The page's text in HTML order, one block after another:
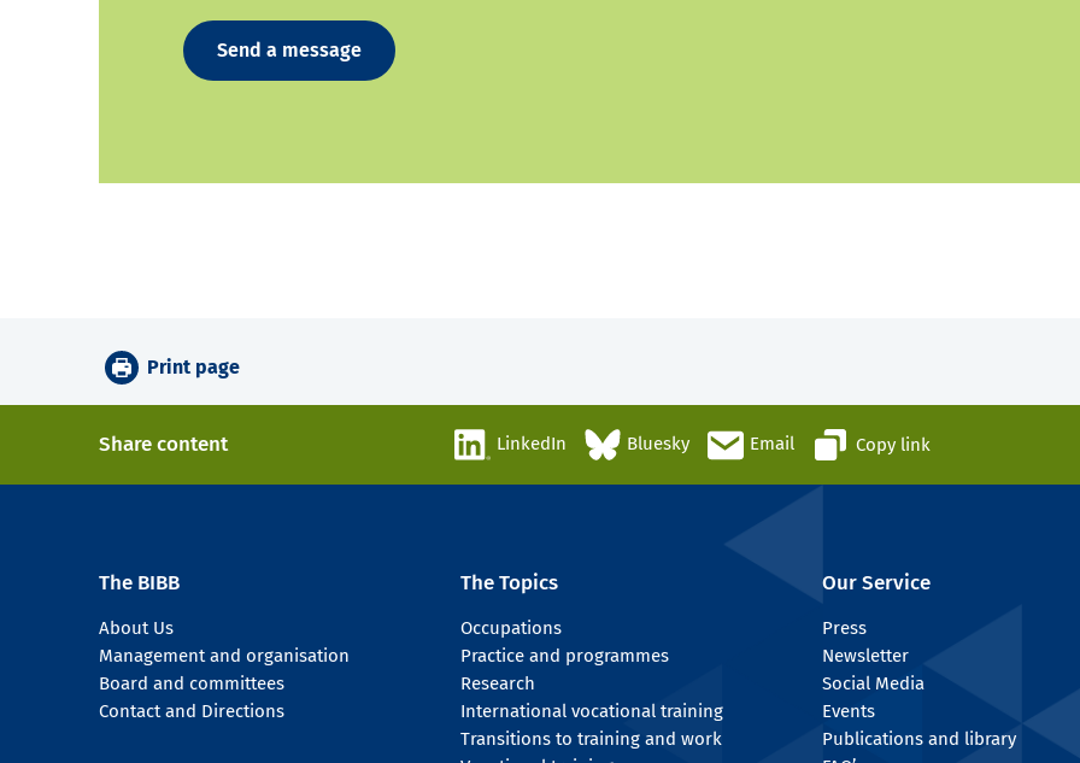
Send a message
Print page
Share content LinkedIn Bluesky Email Copy link
The BIBB
About Us
Management and organisation
Board and committees
Contact and Directions
The Topics
Occupations
Practice and programmes
Research
International vocational training
Transitions to training and work
Our Service
Press
Newsletter
Social Media
Events
Publications and library